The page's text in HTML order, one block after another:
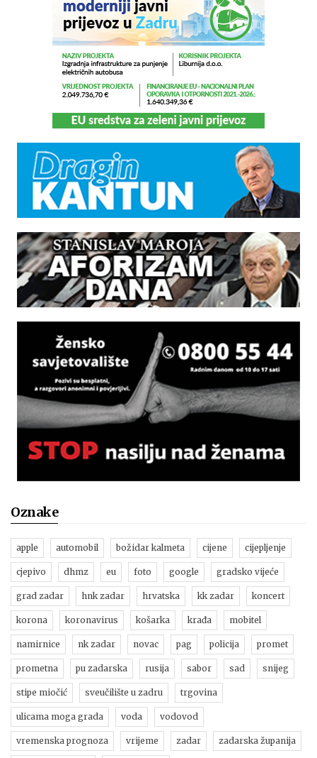
Oznake
apple automobil božidar kalmeta cijene cijepljenje
cjepivo dhmz eu foto google gradsko vijeće
grad zadar hnk zadar hrvatska kk zadar koncert
korona koronavirus košarka krađa mobitel
namirnice nk zadar novac pag policija promet
prometna pu zadarska rusija sabor sad snijeg
stipe miočić sveučilište u zadru trgovina
ulicama moga grada voda vodovod
vremenska prognoza vrijeme zadar zadarska županija